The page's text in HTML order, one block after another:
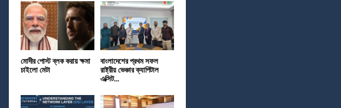
মোদীর পোস্ট ব্লক করায় ক্ষমা
চাইলো মেটা
বাংলাদেশের প্রথম সফল
রাষ্ট্রীয় ভেঞ্চার ক্যাপিটাল
এক্সিট...